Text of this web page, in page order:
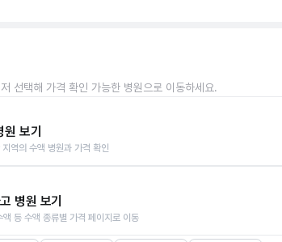
선택해 가격 확인 가능한 병원으로 이동하세요.
보기
역의 수액 병원과 가격 확인
병원 보기
등 수액 종류별 가격 페이지로 이동